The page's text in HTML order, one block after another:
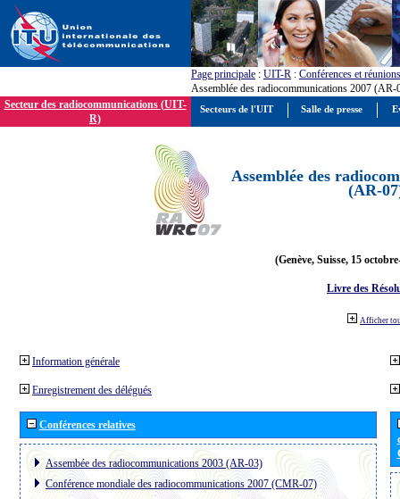
Page principale : UIT-R : Conférences et réunions
Assemblée des radiocommunications 2007 (AR-
Secteur des radiocommunications (UIT-
R)
Assemblée des
(AR-
(Genève, Suisse, 15
Livre des
Afficher
Information générale
Enregistrement des délégués
Conférences relatives
Assembée des radiocommunications 2003 (AR-03)
Conférence mondiale des radiocommunications 2007 (CMR-07)
Secteurs de l'UIT Salle de presse